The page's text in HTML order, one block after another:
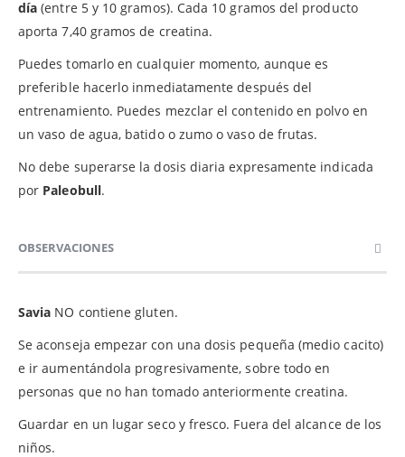
día (entre 5 y 10 gramos). Cada 10 gramos del producto
aporta 7,40 gramos de creatina.
Puedes tomarlo en cualquier momento, aunque es
preferible hacerlo inmediatamente después del
entrenamiento. Puedes mezclar el contenido en polvo en
un vaso de agua, batido o zumo o vaso de frutas.
No debe superarse la dosis diaria expresamente indicada
por Paleobull.
OBSERVACIONES
Savia NO contiene gluten.
Se aconseja empezar con una dosis pequeña (medio cacito)
e ir aumentándola progresivamente, sobre todo en
personas que no han tomado anteriormente creatina.
Guardar en un lugar seco y fresco. Fuera del alcance de los
niños.